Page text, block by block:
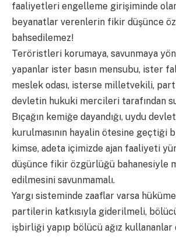
faaliyetleri engelleme girişiminde
beyanatlar verenlerin fikir düşünce
bahsedilemez!
Teröristleri korumaya, savunmaya
yapanlar ister basın mensubu, ister
meslek odası, isterse milletvekili,
devletin hukuki mercileri tarafından
Bıçağın kemiğe dayandığı, uydu
kurulmasının hayalin ötesine geçtiği
kimse, adeta içimizde ajan faaliyeti
düşünce fikir özgürlüğü bahanesiyle
edilmesini savunmamalı.
Yargı sisteminde zaaflar varsa
partilerin katkısıyla giderilmeli,
işbirliği yapıp bölücü ağız kullananlar